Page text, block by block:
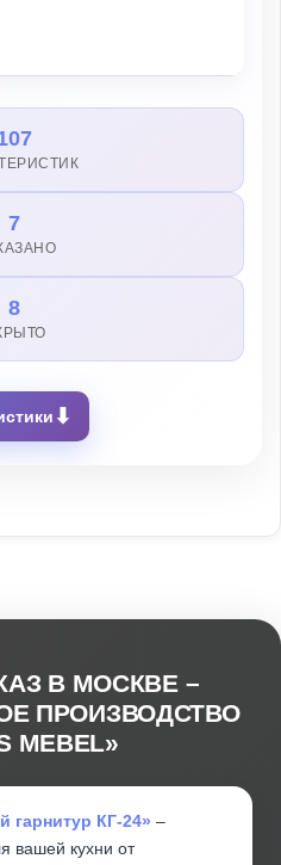
7
8
⬇
В МОСКВЕ –
ПРОИЗВОДСТВО
MEBEL»
гарнитур КГ-24» –
вашей кухни от